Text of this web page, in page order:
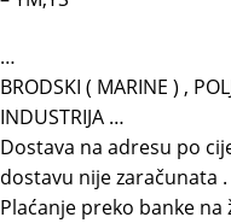
…
BRODSKI ( MARINE ) ,
INDUSTRIJA …
Dostava na adresu po
dostavu nije zaračunata .
Plaćanje preko banke na